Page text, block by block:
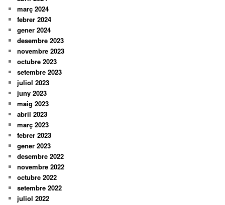
març 2024
febrer 2024
gener 2024
desembre 2023
novembre 2023
octubre 2023
setembre 2023
juliol 2023
juny 2023
maig 2023
abril 2023
març 2023
febrer 2023
gener 2023
desembre 2022
novembre 2022
octubre 2022
setembre 2022
juliol 2022